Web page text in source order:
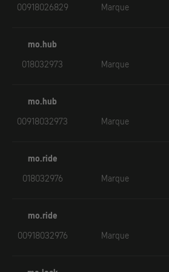
00918026829
Marque
mo.hub
018032973
Marque
mo.hub
00918032973
Marque
mo.ride
018032976
Marque
mo.ride
00918032976
Marque